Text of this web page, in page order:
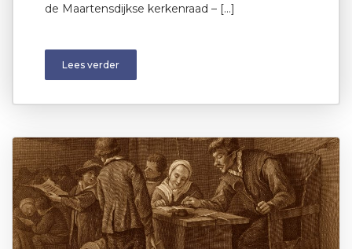
de Maartensdijkse kerkenraad – […]
Lees verder